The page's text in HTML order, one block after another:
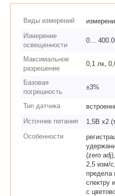
Виды измерений
Измерение
освещенности
0…
Максимальное
разрешение
0,1 лк,
Базовая
погрешность
±3%
Тип датчика
Источник питания
1,5В х2
Особенности
(zero
2,5 изм/
предела
спектру
с